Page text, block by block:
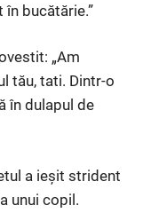
în bucătărie.”
„Am
tău, tati. Dintr-o
în dulapul de
a ieșit strident
unui copil.